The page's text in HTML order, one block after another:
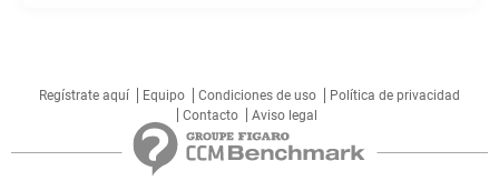
Regístrate aquí Equipo Condiciones de uso
Política de privacidad
Contacto
Aviso legal